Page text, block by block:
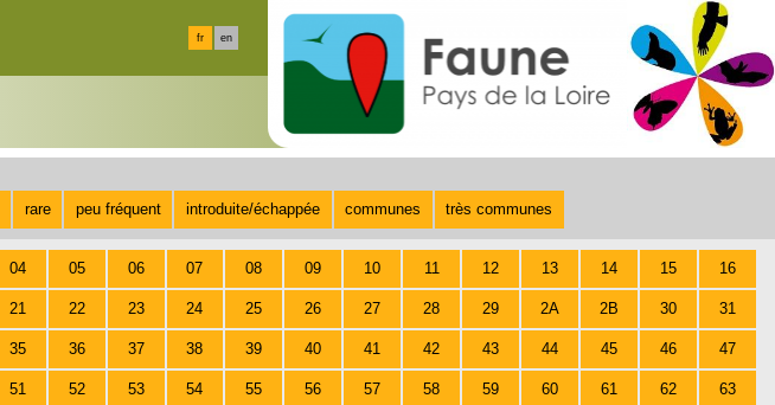
fr en
rare peu fréquent introduite/échappée communes très communes
04 05 06 07 08 09 10 11 12 13 14 15 16
21 22 23 24 25 26 27 28 29 2A 2B 30 31
35 36 37 38 39 40 41 42 43 44 45 46 47
51 52 53 54 55 56 57 58 59 60 61 62 63